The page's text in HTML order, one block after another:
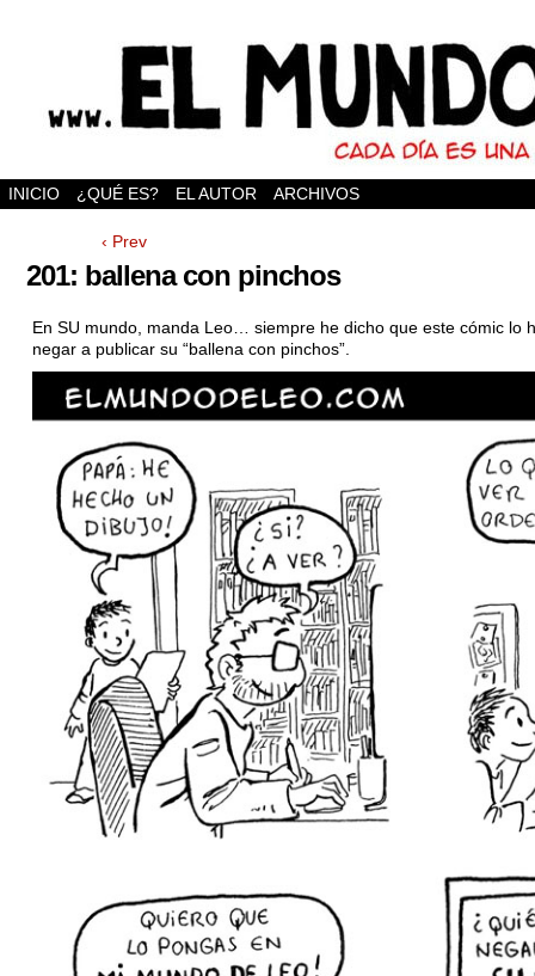
INICIO ¿QUÉ ES? EL AUTOR ARCHIVOS
‹ Prev
201: ballena con pinchos
En SU mundo, manda Leo… siempre he dicho que este cómic lo
negar a publicar su “ballena con pinchos”.